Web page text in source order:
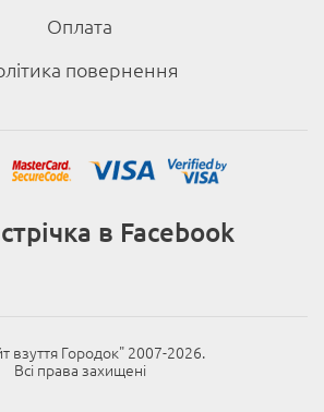
Оплата
повернення
в Facebook
взуття Городок" 2007-2026.
Всі права захищені